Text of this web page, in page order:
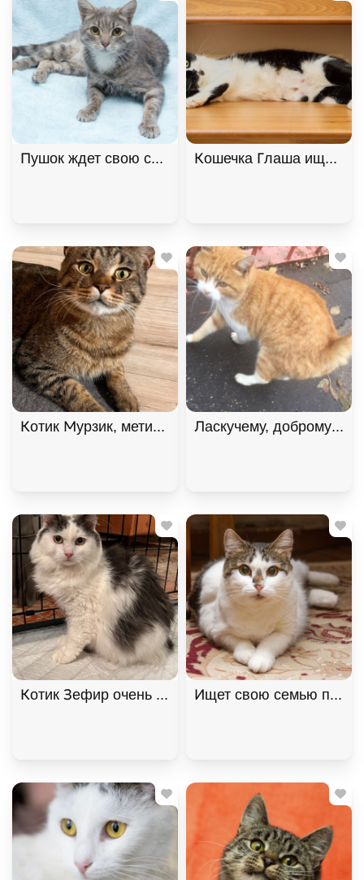
Пушок ждет свою семью! В дар!, Серый,
Кошечка Глаша ищет
Котик Мурзик, метис мейн-куна, ищет дом. В
Котик Зефир очень ждет своего человека. В
Ищет свою семью